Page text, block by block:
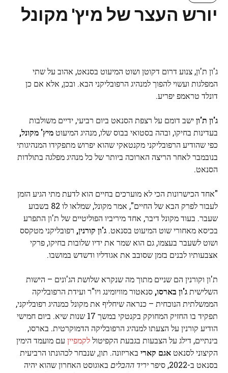
יורש העצר של מיץ' מקונל
ג'ון ת'ון, צנוע דרום דקוטן ושוט המיעוט בסנאט, אהוב על שתי
המפלגות ועשוי להפוך למנהיג הרפובליקני הבא. ובכן, אלא אם כן
דונלד טראמפ יפריע.
ג'ון ת'וןישב דומם על רצפת הסנאט ביום רביעי, ידיים משולבות
בעדינות בחיקו, ובהה בסטואי בבוס שלו, מנהיג המיעוטמיץ' מקונל,
כפי שהודיע ​​הרפובליקני מקנטאקי שהוא יפרוש מתפקידו המנהיגותי
בנובמבר לאחר הריצה הארוכה ביותר של כל מנהיג מפלגה בתולדות
הסנאט.
"אחד הכישרונות הכי לא מוערכים בחיים הוא לדעת מתי הגיע הזמן
לעבור לפרק הבא של החיים", אמר מקונל, שמלאו לו 82 בשבוע
שעבר. בעוד מקונל דיבר, אחד מיריביו הפוליטיים של ת'ון התפרע
בכיסא מאחורי שוט המיעוט בסנאט. ג'ון קורנין, רפובליקני מטקסס
ושוט לשעבר בעצמו, גם הוא שמר את ידיו שלובות בחיקו, פרקי
אצבעותיו לבנים בזמן שסובב את אגודליו ודשדש במושבו.
ת'ון וקורנין הם שניים מתוך מה שנקרא שלושת הג'ונים – הישות
השלישיתג'ון בארסו, סנאטור מוויומינג ויו"ר ועידת הרפובליקה
הממשלתית הנוכחית – כנראה שיחליף את מקונל כמנהיג רפובליקני,
תפקיד בו החזיק המחוקק בקנטקי במשך 17 שנות שיא. ביום חמישי
הודיע ​​קורנין על הצעתו למנהיג הרפובליקה הדמוקרטית. בארסו,
בינתיים, דילג על הצבעות בגבעת הקפיטוללקמפיין עם מועמד הימין
הקיצוני לסנאטאגם קארי באריזונה. תון, שנבחר לכהונתו הרביעית
בסנאט ב-2022, סיפר
יריד ההבלים באוגוסט האחרון שהוא יהיה